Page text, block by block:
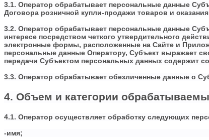
3.1. Оператор обрабатывает персональные данные
Договора розничной купли-продажи товаров и
3.2. Оператор обрабатывает персональные данные
интересе посредством четкого утвердительного
электронные формы, расположенные на Сайте и
персональные данные Оператору, Субъект выражает
передачи Субъектом персональных данных содержит
3.3. Оператор обрабатывает обезличенные данные о
4. Объем и категории
4.1. Оператор осуществляет обработку следующих
-имя;